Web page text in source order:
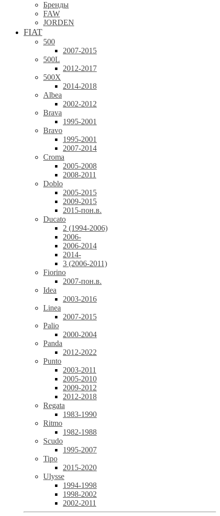
Бренды
FAW
JORDEN
FIAT
500
2007-2015
500L
2012-2017
500X
2014-2018
Albea
2002-2012
Brava
1995-2001
Bravo
1995-2001
2007-2014
Croma
2005-2008
2008-2011
Doblo
2005-2015
2009-2015
2015-пон.в.
Ducato
2 (1994-2006)
2006-
2006-2014
2014-
3 (2006-2011)
Fiorino
2007-пон.в.
Idea
2003-2016
Linea
2007-2015
Palio
2000-2004
Panda
2012-2022
Punto
2003-2011
2005-2010
2009-2012
2012-2018
Regata
1983-1990
Ritmo
1982-1988
Scudo
1995-2007
Tipo
2015-2020
Ulysse
1994-1998
1998-2002
2002-2011